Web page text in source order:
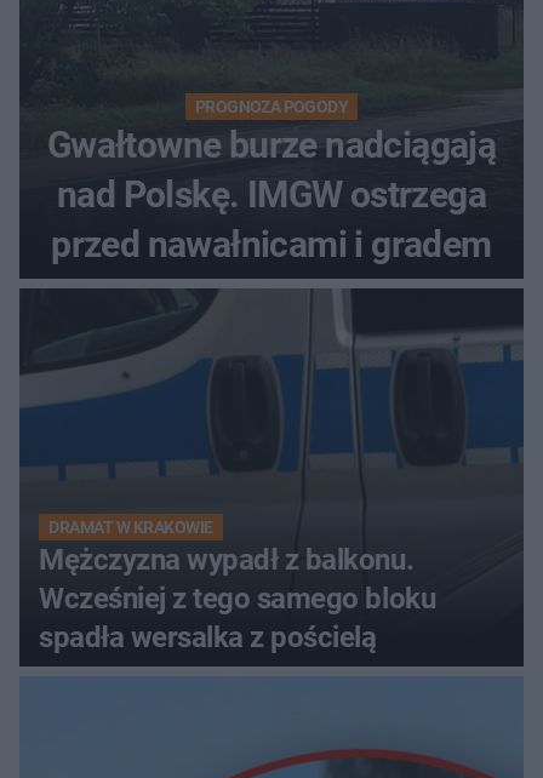
PROGNOZA POGODY
Gwałtowne burze nadciągają
nad Polskę. IMGW ostrzega
przed nawałnicami i gradem
DRAMAT W KRAKOWIE
Mężczyzna wypadł z balkonu.
Wcześniej z tego samego bloku
spadła wersalka z pościelą